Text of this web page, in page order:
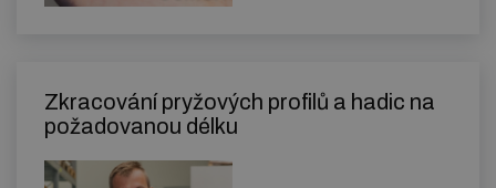
Zkracování pryžových profilů a hadic na
požadovanou délku